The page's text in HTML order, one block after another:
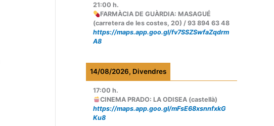
21:00 h.
FARMÀCIA DE GUÀRDIA: MASAGUÉ
(carretera de les costes, 20) / 93 894 63 48
https://maps.app.goo.gl/fv7SSZSwfaZqdrm
A8
14/08/2026, Divendres
17:00 h.
CINEMA PRADO: LA ODISEA (castellà)
https://maps.app.goo.gl/mFsE68xsnnfxkG
Ku8